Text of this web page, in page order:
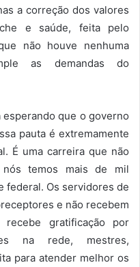
a correção dos valores
e saúde, feita pelo
não houve nenhuma
as demandas do
esperando que o governo
pauta é extremamente
É uma carreira que não
temos mais de mil
federal. Os servidores de
e não recebem
gratificação por
na rede, mestres,
para atender melhor os